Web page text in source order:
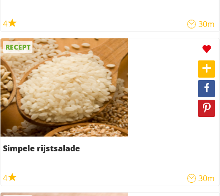
4 30m
RECEPT
Simpele rijstsalade
4 30m